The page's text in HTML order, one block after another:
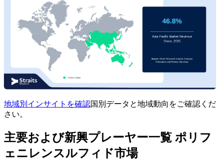
地域別インサイトを確認国別データと地域動向をご確認くだ
さい。
主要および新興プレーヤー一覧 ポリフ
ェニレンスルフィド市場